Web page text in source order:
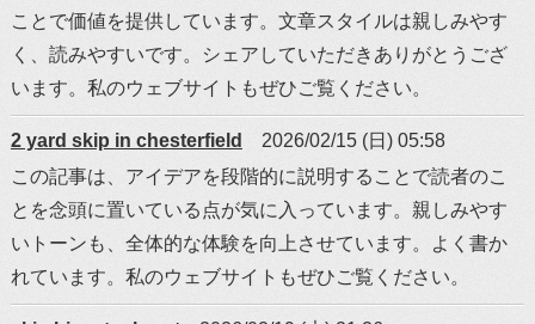
ことで価値を提供しています。文章スタイルは親しみやす
く、読みやすいです。シェアしていただきありがとうござ
います。私のウェブサイトもぜひご覧ください。
2 yard skip in chesterfield
2026/02/15 (日) 05:58
この記事は、アイデアを段階的に説明することで読者のこ
とを念頭に置いている点が気に入っています。親しみやす
いトーンも、全体的な体験を向上させています。よく書か
れています。私のウェブサイトもぜひご覧ください。